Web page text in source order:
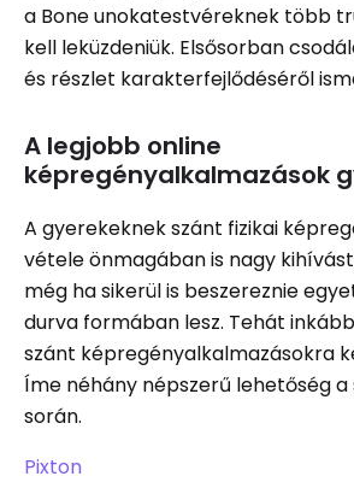
a Bone unokatestvéreknek több
kell leküzdeniük. Elsősorban
és részlet karakterfejlődéséről
A legjobb online
képregényalkalmazások
A gyerekeknek szánt fizikai
vétele önmagában is nagy
még ha sikerül is beszereznie
durva formában lesz. Tehát
szánt képregényalkalmazásokra
Íme néhány népszerű lehetőség a
során.
Pixton